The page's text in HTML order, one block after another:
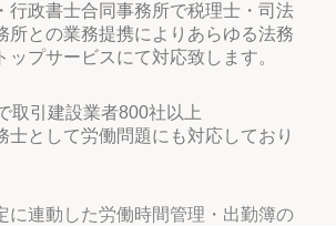
行政書士合同事務所で税理士・司法
所との業務提携によりあらゆる法務
ップサービスにて対応致します。
取引建設業者800社以上
士として労働問題にも対応しており
に連動した労働時間管理・出勤簿の